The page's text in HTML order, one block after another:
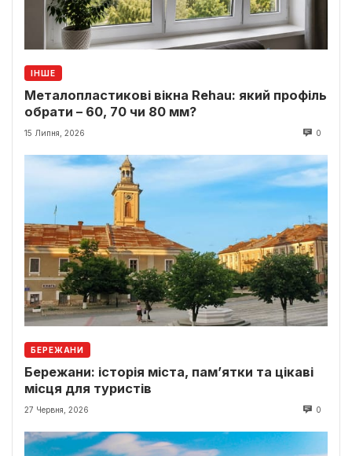
ІНШЕ
Металопластикові вікна Rehau: який профіль
обрати – 60, 70 чи 80 мм?
15 Липня, 2026 0
БЕРЕЖАНИ
Бережани: історія міста, пам’ятки та цікаві
місця для туристів
27 Червня, 2026 0